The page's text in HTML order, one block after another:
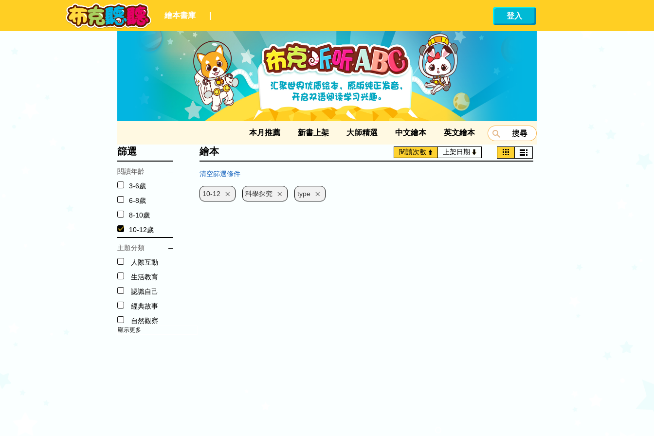
繪本書庫 登入
本月推薦 新書上架 大師精選 中文繪本 英文繪本
篩選
閱讀年齡
3-6歲
6-8歲
8-10歲
10-12歲
主題分類
人際互動
生活教育
認識自己
經典故事
自然觀察
顯示更多
繪本 閱讀次數 上架日期
清空篩選條件
10-12 科學探究 type